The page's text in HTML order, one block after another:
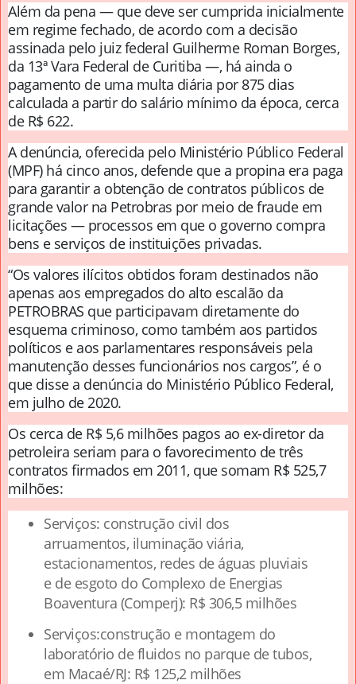
Além da pena — que deve ser cumprida inicialmente
em regime fechado, de acordo com a decisão
assinada pelo juiz federal Guilherme Roman Borges,
da 13ª Vara Federal de Curitiba —, há ainda o
pagamento de uma multa diária por 875 dias
calculada a partir do salário mínimo da época, cerca
de R$ 622.
A denúncia, oferecida pelo Ministério Público Federal
(MPF) há cinco anos, defende que a propina era paga
para garantir a obtenção de contratos públicos de
grande valor na Petrobras por meio de fraude em
licitações — processos em que o governo compra
bens e serviços de instituições privadas.
“Os valores ilícitos obtidos foram destinados não
apenas aos empregados do alto escalão da
PETROBRAS que participavam diretamente do
esquema criminoso, como também aos partidos
políticos e aos parlamentares responsáveis pela
manutenção desses funcionários nos cargos”, é o
que disse a denúncia do Ministério Público Federal,
em julho de 2020.
Os cerca de R$ 5,6 milhões pagos ao ex-diretor da
petroleira seriam para o favorecimento de três
contratos firmados em 2011, que somam R$ 525,7
milhões:
Serviços: construção civil dos
arruamentos, iluminação viária,
estacionamentos, redes de águas pluviais
e de esgoto do Complexo de Energias
Boaventura (Comperj): R$ 306,5 milhões
Serviços:construção e montagem do
laboratório de fluidos no parque de tubos,
em Macaé/RJ: R$ 125,2 milhões